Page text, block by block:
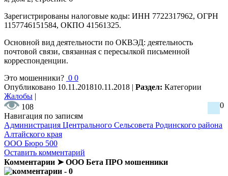
Зарегистрированы налоговые коды: ИНН 7722317962, ОГРН
1157746151584, ОКПО 41561325.
Основной вид деятельности по ОКВЭД: деятельность
почтовой связи, связанная с пересылкой письменной
корреспонденции.
Это мошенники? 0 0
Опубликовано 10.11.201810.11.2018 | Раздел: Категории
Жалобы |
108
0
Навигация по записям
Администрация Центрального Сельсовета Родинского района
Алтайского края
ООО Бюро 500
Оставить комментарий
Комментарии ➤ ООО Бета ПРО мошенники
- 0